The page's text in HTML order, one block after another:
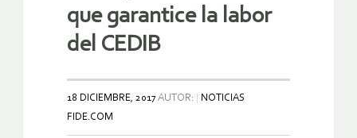
que garantice la labor
del CEDIB
18 DICIEMBRE, 2017AUTOR:
NOTICIAS
FIDE.COM